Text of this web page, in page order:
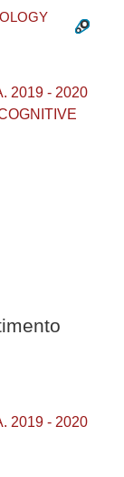
2019 - 2020
2019 - 2020